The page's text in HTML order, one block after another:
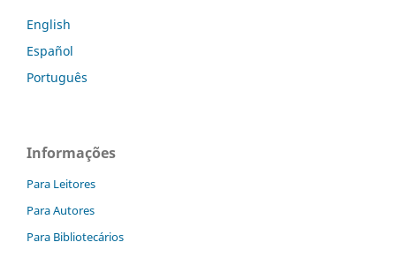
English
Español
Português
Informações
Para Leitores
Para Autores
Para Bibliotecários